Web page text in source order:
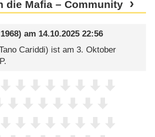
die Mafia – Community
am 14.10.2025 22:56
Cariddi) ist am 3. Oktober